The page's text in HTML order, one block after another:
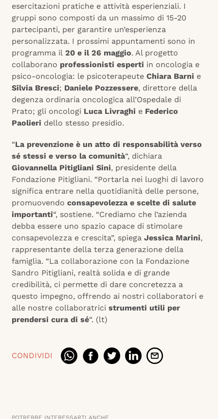
esercitazioni pratiche e attività esperienziali. I
gruppi sono composti da un massimo di 15-20
partecipanti, per garantire un’esperienza
personalizzata. I prossimi appuntamenti sono in
programma il 20 e il 26 maggio. Al progetto
collaborano professionisti esperti in oncologia e
psico-oncologia: le psicoterapeute Chiara Barni e
Silvia Bresci; Daniele Pozzessere, direttore della
degenza ordinaria oncologica all’Ospedale di
Prato; gli oncologi Luca Livraghi e Federico
Paolieri dello stesso presidio.
“La prevenzione è un atto di responsabilità verso
sé stessi e verso la comunità“, dichiara
Giovannella Pitigliani Sini, presidente della
Fondazione Pitigliani. “Portarla nei luoghi di lavoro
significa entrare nella quotidianità delle persone,
promuovendo consapevolezza e scelte di salute
importanti“, sostiene. “Crediamo che l’azienda
debba essere uno spazio capace di stimolare
consapevolezza e crescita”, spiega Jessica Marini,
rappresentante della terza generazione della
famiglia. “La collaborazione con la Fondazione
Sandro Pitigliani, realtà solida e di grande
credibilità, ci permette di dare concretezza a
questo impegno, offrendo ai nostri collaboratori e
alle nostre collaboratrici strumenti utili per
prendersi cura di sé“. (lt)
CONDIVIDI